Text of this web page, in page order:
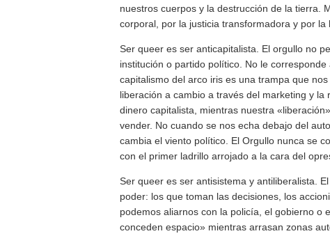
nuestros cuerpos y la destrucción de la tierra.
corporal, por la justicia transformadora y por la
Ser queer es ser anticapitalista. El orgullo no
institución o partido político. No le
capitalismo del arco iris es una trampa que
liberación a cambio a través del marketing y
dinero capitalista, mientras nuestra
vender. No cuando se nos echa debajo del
cambia el viento político. El Orgullo nunca se
con el primer ladrillo arrojado a la cara del
Ser queer es ser antisistema y antiliberalista.
poder: los que toman las decisiones, los
podemos aliarnos con la policía, el gobierno o
conceden espacio» mientras arrasan zonas